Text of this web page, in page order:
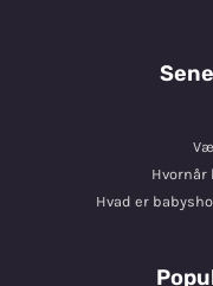
Hvornår
Hvad er